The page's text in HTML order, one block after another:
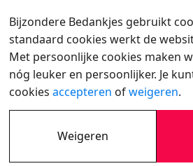
Beoordeeld met een
Overzicht •
Bijzondere Bedankjes gebruikt
standaard cookies werkt de
Met persoonlijke cookies maken
nóg leuker en persoonlijker. Je
cookies accepteren ofweigeren.
Weigeren